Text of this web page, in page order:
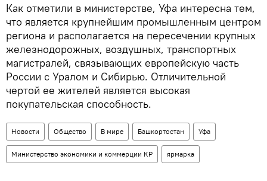
Как отметили в министерстве, Уфа интересна тем,
что является крупнейшим промышленным центром
региона и располагается на пересечении крупных
железнодорожных, воздушных, транспортных
магистралей, связывающих европейскую часть
России с Уралом и Сибирью. Отличительной
чертой ее жителей является высокая
покупательская способность.
Новости Общество В мире Башкортостан Уфа
Министерство экономики и коммерции КР ярмарка